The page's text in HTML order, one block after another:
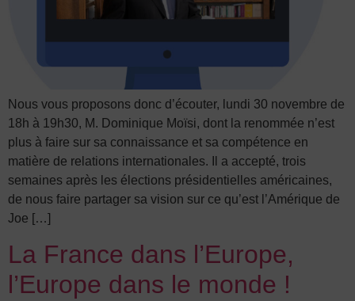
Nous vous proposons donc d’écouter, lundi 30 novembre de
18h à 19h30, M. Dominique Moïsi, dont la renommée n’est
plus à faire sur sa connaissance et sa compétence en
matière de relations internationales. Il a accepté, trois
semaines après les élections présidentielles américaines,
de nous faire partager sa vision sur ce qu’est l’Amérique de
Joe […]
La France dans l’Europe,
l’Europe dans le monde !